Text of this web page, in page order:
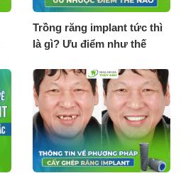
Trồng răng implant tức thì
là gì? Ưu điểm như thế